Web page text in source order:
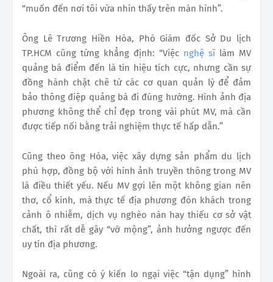
“muốn đến nơi tôi vừa nhìn thấy trên màn hình”.
Ông Lê Trương Hiền Hòa, Phó Giám đốc Sở Du lịch
TP.HCM cũng từng khẳng định: “Việc nghệ sĩlàm MV
quảng bá điểm đến là tín hiệu tích cực, nhưng cần sự
đồng hành chặt chẽ từ các cơ quan quản lý để đảm
bảo thông điệp quảng bá đi đúng hướng. Hình ảnh địa
phương không thể chỉ đẹp trong vài phút MV, mà cần
được tiếp nối bằng trải nghiệm thực tế hấp dẫn.”
Cũng theo ông Hòa, việc xây dựng sản phẩm du lịch
phù hợp, đồng bộ với hình ảnh truyền thông trong MV
là điều thiết yếu. Nếu MV gợi lên một không gian nên
thơ, cổ kính, mà thực tế địa phương đón khách trong
cảnh ô nhiễm, dịch vụ nghèo nàn hay thiếu cơ sở vật
chất, thì rất dễ gây “vỡ mộng”, ảnh hưởng ngược đến
uy tín địa phương.
Ngoài ra, cũng có ý kiến lo ngại việc “tận dụng” hình